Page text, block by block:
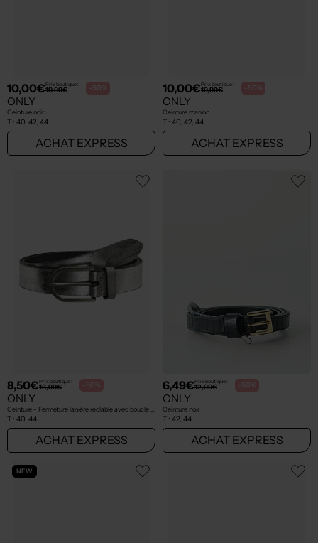
10,00€Prix boutique :
19,99€ -50%
ONLY
Ceinture noir
T : 40, 42, 44
ACHAT EXPRESS
10,00€Prix boutique :
19,99€ -50%
ONLY
Ceinture marron
T : 40, 42, 44
ACHAT EXPRESS
8,50€Prix boutique :
16,99€ -50%
ONLY
T : 40, 44
ACHAT EXPRESS
6,49€Prix boutique :
12,99€ -50%
ONLY
Ceinture noir
T : 42, 44
ACHAT EXPRESS
NEW